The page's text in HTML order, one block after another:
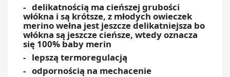
- delikatnością ma cieńszej grubości
włókna i są krótsze, z młodych owieczek
merino wełna jest jeszcze delikatniejsza bo
włókna są jeszcze cieńsze, wtedy oznacza
się 100% baby merin
- lepszą termoregulacją
- odpornością na mechacenie